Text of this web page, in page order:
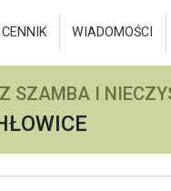
CENNIK WIADOMOŚCI
SZAMBA I